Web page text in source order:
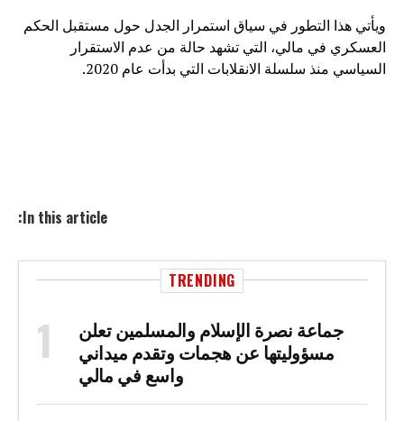
ويأتي هذا التطور في سياق استمرار الجدل حول مستقبل الحكم
العسكري في مالي، التي تشهد حالة من عدم الاستقرار
السياسي منذ سلسلة الانقلابات التي بدأت عام 2020.
In this article:
TRENDING
جماعة نصرة الإسلام والمسلمين تعلن
مسؤوليتها عن هجمات وتقدم ميداني
واسع في مالي